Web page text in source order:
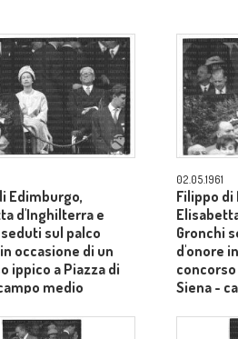
Edimburgo,
d'Inghilterra e
sul palco
occasione di un
ippico a Piazza di
medio
02.05.1961
Filippo di
Gronchi
d'onore
Siena -